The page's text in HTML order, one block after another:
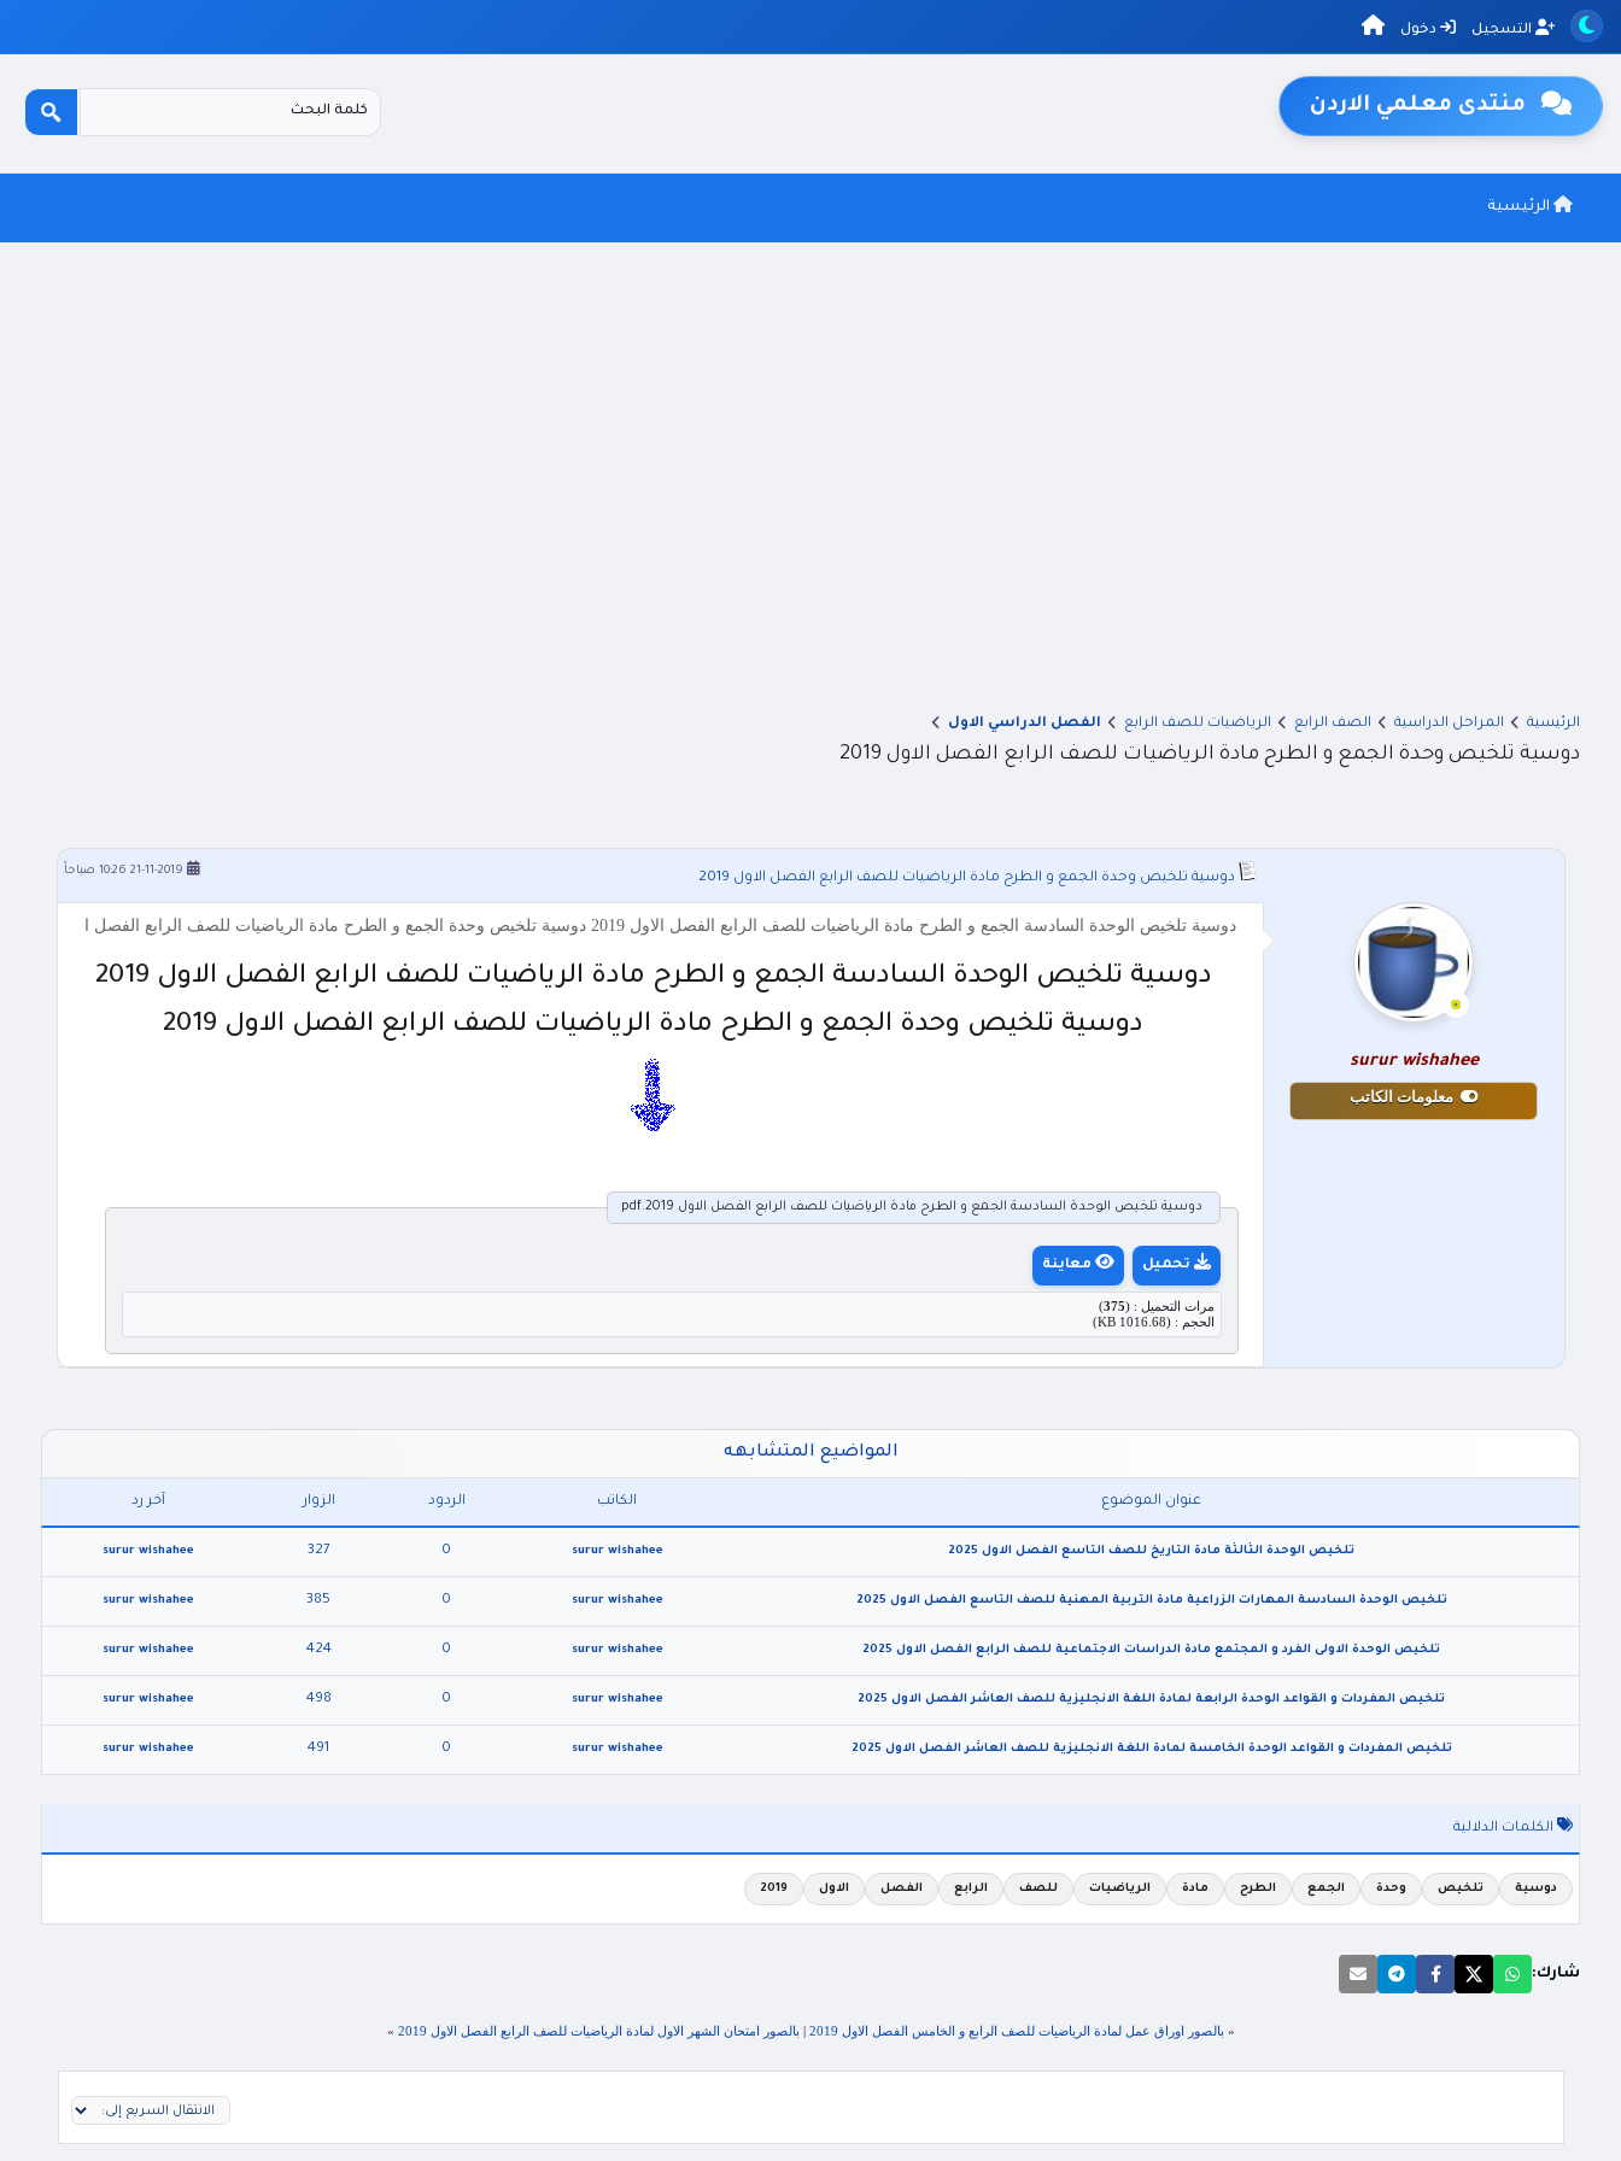
التسجيل دخول
منتدى معلمي الاردن
الرئيسية
الرئيسية المراحل الدراسية الصف الرابع الرياضيات للصف الرابع الفصل الدراسي الاول
دوسية تلخيص وحدة الجمع و الطرح مادة الرياضيات للصف الرابع الفصل الاول 2019
دوسية تلخيص وحدة الجمع و الطرح مادة الرياضيات للصف الرابع الفصل الاول 2019 21-11-2019 10:26 صباحاً
surur wishahee
معلومات الكاتب
دوسية تلخيص الوحدة السادسة الجمع و الطرح مادة الرياضيات للصف الرابع الفصل الاول 2019 دوسية تلخيص وحدة الجمع و الطرح مادة الرياضيات للصف الرابع الفصل ا
دوسية تلخيص الوحدة السادسة الجمع و الطرح مادة الرياضيات للصف الرابع الفصل الاول 2019
دوسية تلخيص وحدة الجمع و الطرح مادة الرياضيات للصف الرابع الفصل الاول 2019
دوسية تلخيص الوحدة السادسة الجمع و الطرح مادة الرياضيات للصف الرابع الفصل الاول 2019.pdf
تحميل معاينة
مرات التحميل : (375
)
الحجم : (1016.68 KB)
المواضيع المتشابهه
عنوان الموضوع الكاتب الردود الزوار آخر رد
تلخيص الوحدة الثالثة مادة التاريخ للصف التاسع الفصل الاول 2025 surur wishahee
0
327
surur wishahee
تلخيص الوحدة السادسة المهارات الزراعية مادة التربية المهنية للصف التاسع الفصل الاول 2025 surur wishahee
0
385
surur wishahee
تلخيص الوحدة الاولى الفرد و المجتمع مادة الدراسات الاجتماعية للصف الرابع الفصل الاول 2025 surur wishahee
0
424
surur wishahee
تلخيص المفردات و القواعد الوحدة الرابعة لمادة اللغة الانجليزية للصف العاشر الفصل الاول 2025 surur wishahee
0
498
surur wishahee
تلخيص المفردات و القواعد الوحدة الخامسة لمادة اللغة الانجليزية للصف العاشر الفصل الاول 2025 surur wishahee
0
491
surur wishahee
الكلمات الدلالية
دوسية تلخيص وحدة الجمع الطرح مادة الرياضيات للصف الرابع الفصل الاول 2019
شارك:
« بالصور اوراق عمل لمادة الرياضيات للصف الرابع و الخامس الفصل الاول 2019 | بالصور امتحان الشهر الاول لمادة الرياضيات للصف الرابع الفصل الاول 2019 »